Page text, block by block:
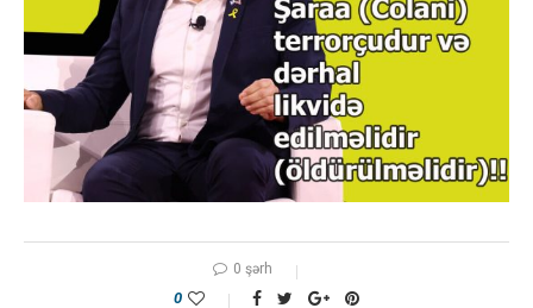
0 şərh
0